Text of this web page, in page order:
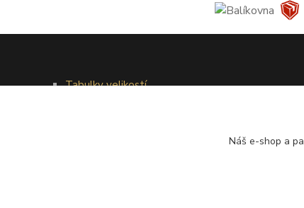
Tabulky velikostí
Náš e-shop a